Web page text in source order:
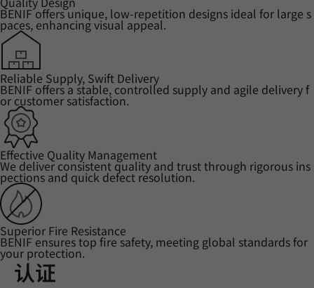
BENIF offers unique, low-repetition designs ideal for large s
paces, enhancing visual appeal.
Reliable Supply, Swift Delivery
BENIF offers a stable, controlled supply and agile delivery f
or customer satisfaction.
Effective Quality Management
We deliver consistent quality and trust through rigorous ins
pections and quick defect resolution.
Superior Fire Resistance
BENIF ensures top fire safety, meeting global standards for
your protection.
认证